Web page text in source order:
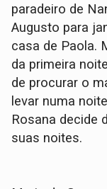
paradeiro de
Augusto para
casa de Paola.
da primeira
de procurar o
levar numa
Rosana decide
suas noites.